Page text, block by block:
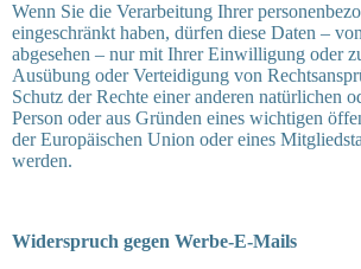
Wenn Sie die Verarbeitung Ihrer
eingeschränkt haben, dürfen diese Daten –
abgesehen – nur mit Ihrer Einwilligung oder
Ausübung oder Verteidigung von
Schutz der Rechte einer anderen natürlichen
Person oder aus Gründen eines wichtigen
der Europäischen Union oder eines
werden.
Widerspruch gegen Werbe-E-Mails